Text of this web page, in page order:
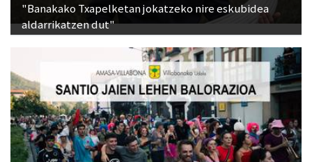
"Banakako Txapelketan jokatzeko nire eskubidea
aldarrikatzen dut"